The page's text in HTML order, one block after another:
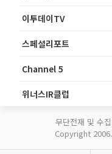
이투데이TV
스페셜리포트
Channel 5
위너스IR클럽
무단전재 및 수
Copyright 2006.